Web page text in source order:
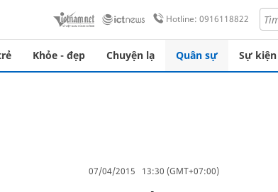
Hotline: 0916118822
Khỏe - đẹp Chuyện lạ Quân sự Sự kiện
07/04/2015 13:30 (GMT+07:00)